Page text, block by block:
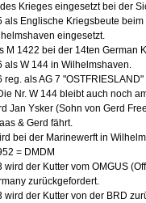
Krieges eingesetzt bei der
als Englische Kriegsbeute
eingesetzt.
M 1422 bei der 14ten German
als W 144 in Wilhelmshaven.
reg. als AG 7
Nr. W 144 bleibt auch noch
Jan Ysker (Sohn von Gerd
& Gerd fährt.
bei der Marinewerft in
= DMDM
wird der Kutter vom OMGUS
zurückgefordert.
wird der Kutter von der BRD